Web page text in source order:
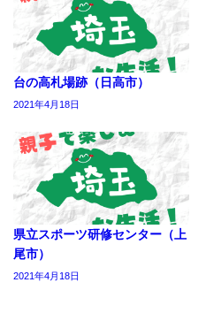
台の高札場跡（日高市）
2021年4月18日
県立スポーツ研修センター（上
尾市）
2021年4月18日